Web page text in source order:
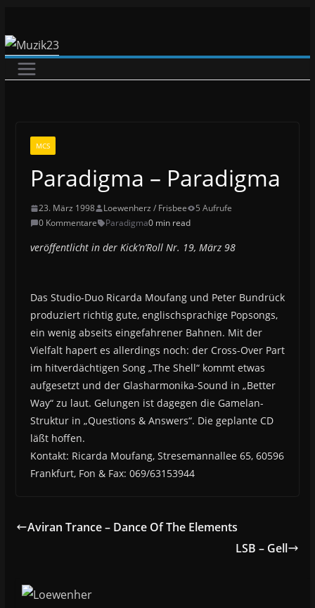
Inhalt
springen
MCS
Paradigma – Paradigma
23. März 1998 Loewenherz / Frisbee
5 Aufrufe
0 Kommentare
Paradigma0 min read
veröffentlicht in der Kick’n’Roll Nr. 19, März 98
Das Studio-Duo Ricarda Moufang und Peter Bundrück
produziert richtig gute, englischsprachige Popsongs,
ein wenig abseits eingefahrener Bahnen. Mit der
Vielfalt hapert es allerdings noch: der Cross-Over Part
im hitverdächtigen Song „The Shell“ kommt etwas
aufgesetzt und der Glasharmonika-Sound in „Better
Way“ zu laut. Gelungen ist dagegen die Gamelan-
Struktur in „Questions & Answers“. Die geplante CD
läßt hoffen.
Kontakt: Ricarda Moufang, Stresemannallee 65, 60596
Frankfurt, Fon & Fax: 069/63153944
Aviran Trance – Dance Of The Elements
LSB – Gell